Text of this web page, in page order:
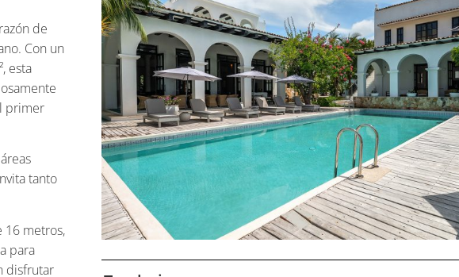
de
Con un
esta
primer
tanto
16 metros,
para
disfrutar